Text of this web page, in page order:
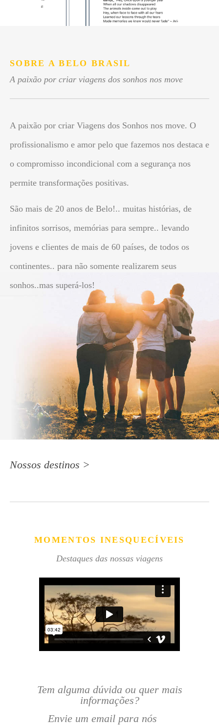
SOBRE A BELO BRASIL
A paixão por criar viagens dos sonhos nos move
A paixão por criar Viagens dos Sonhos nos move. O
profissionalismo e amor pelo que fazemos nos destaca e
o compromisso incondicional com a segurança nos
permite transformações positivas.
São mais de 20 anos de Belo!.. muitas histórias, de
infinitos sorrisos, memórias para sempre.. levando
jovens e clientes de mais de 60 países, de todos os
continentes.. para não somente realizarem seus
sonhos..mas superá-los!
Nossos destinos >
MOMENTOS INESQUECÍVEIS
Destaques das nossas viagens
Tem alguma dúvida ou quer mais
informações?
Envie um email para nós